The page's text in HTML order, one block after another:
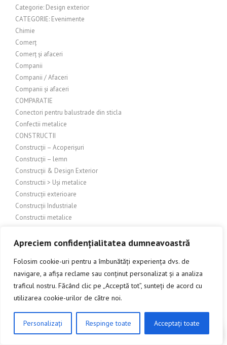
Apreciem confidențialitatea dumneavoastră
Folosim cookie-uri pentru a îmbunătăți experiența dvs. de
navigare, a afișa reclame sau conținut personalizat și a analiza
traficul nostru. Făcând clic pe „Acceptă tot”, sunteți de acord cu
utilizarea cookie-urilor de către noi.
Personalizați Respinge toate Acceptați toate
Categorie: Design exterior
CATEGORIE: Evenimente
Chimie
Comerț
Comerț și afaceri
Companii
Companii / Afaceri
Companii și afaceri
COMPARATIE
Conectori pentru balustrade din sticla
Confectii metalice
CONSTRUCTII
Construcții – Acoperișuri
Construcții – lemn
Construcții & Design Exterior
Constructii > Uși metalice
Construcții exterioare
Construcții Industriale
Constructii metalice
Constructii si amenajari – Sticla
Construcții și amenajări industriale
Constructii si amenajari interioare
Construcții și amenajări interioare/exterioare
Construcții și arhitectură
Constructii și bricolaj
Construcții și design exterior
Construcții și design interior
CLICK AICI PENTRU A DISCUTA